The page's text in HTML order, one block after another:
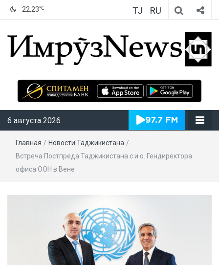
22.23℃ TJ RU
ИмрӯзNews
6 августа 2026
Главная / Новости Таджикистана /
Встреча Постпреда Таджикистана с и.о. Гендиректора
офиса ООН в Вене